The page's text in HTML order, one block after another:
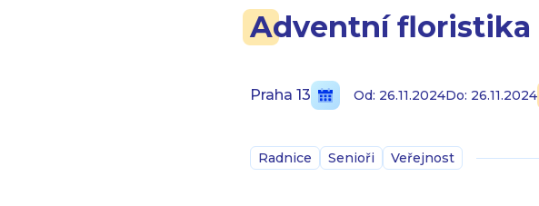
Adventní floristika
Praha 13 Od: 26.11.2024Do: 26.11.2024
Radnice Senioři Veřejnost